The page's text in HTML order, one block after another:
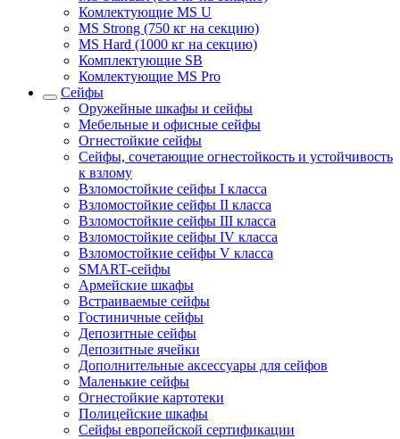
Комлектующие MS U
MS Strong (750 кг на секцию)
MS Hard (1000 кг на секцию)
Комплектующие SB
Комлектующие MS Pro
Сейфы
Оружейные шкафы и сейфы
Мебельные и офисные сейфы
Огнестойкие сейфы
Сейфы, сочетающие огнестойкость и устойчивость
к взлому
Взломостойкие сейфы I класса
Взломостойкие сейфы II класса
Взломостойкие сейфы III класса
Взломостойкие сейфы IV класса
Взломостойкие сейфы V класса
SMART-сейфы
Армейские шкафы
Встраиваемые сейфы
Гостиничные сейфы
Депозитные сейфы
Депозитные ячейки
Дополнительные аксессуары для сейфов
Маленькие сейфы
Огнестойкие картотеки
Полицейские шкафы
Сейфы европейской сертификации